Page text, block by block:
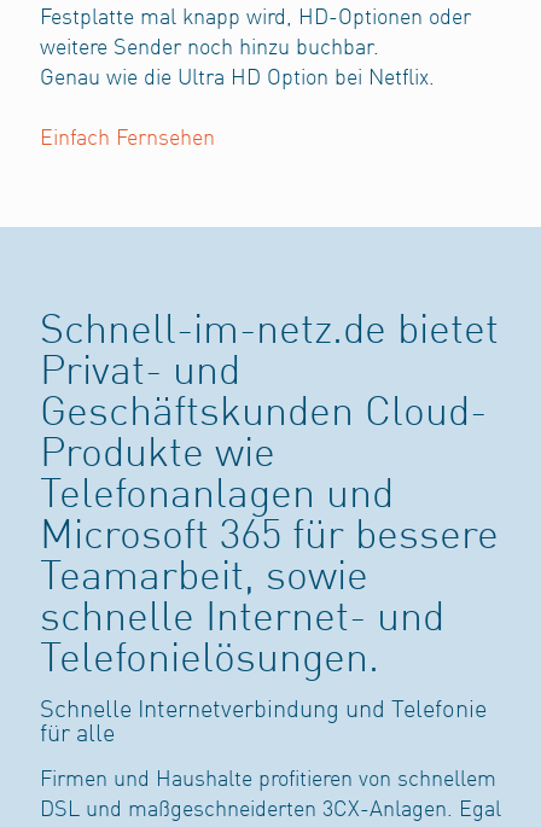
Festplatte mal knapp wird, HD-Optionen oder
weitere Sender noch hinzu buchbar.
Genau wie die Ultra HD Option bei Netflix.
Einfach Fernsehen
Schnell-im-netz.de bietet
Privat- und
Geschäftskunden Cloud-
Produkte wie
Telefonanlagen und
Microsoft 365 für bessere
Teamarbeit, sowie
schnelle Internet- und
Telefonielösungen.
Schnelle Internetverbindung und Telefonie
für alle
Firmen und Haushalte profitieren von schnellem
DSL und maßgeschneiderten 3CX-Anlagen. Egal